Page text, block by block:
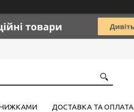
ДОСТАВКА ТА ОПЛАТА